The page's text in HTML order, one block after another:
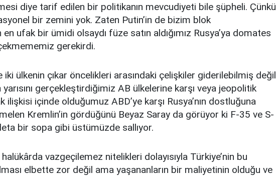
diye tarif edilen bir politikanın mevcudiyeti bile şüpheli. Çünkü
bir zemini yok. Zaten Putin’in de bizim blok
ufak bir ümidi olsaydı füze satın aldığımız Rusya’ya domates
gerekirdi.
iki ülkenin çıkar öncelikleri arasındaki çelişkiler giderilebilmiş değil
gerçekleştirdiğimiz AB ülkelerine karşı veya jeopolitik
içinde olduğumuz ABD’ye karşı Rusya’nın dostluğuna
Kremlin’in gördüğünü Beyaz Saray da görüyor ki F-35 ve S-
bir sopa gibi üstümüzde sallıyor.
halükârda vazgeçilemez nitelikleri dolayısıyla Türkiye’nin bu
elbette zor değil ama yaşananların bir maliyetinin olduğu ve